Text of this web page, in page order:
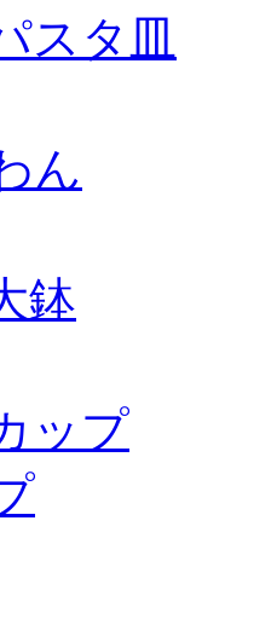
スタ皿
ん
鉢
ップ